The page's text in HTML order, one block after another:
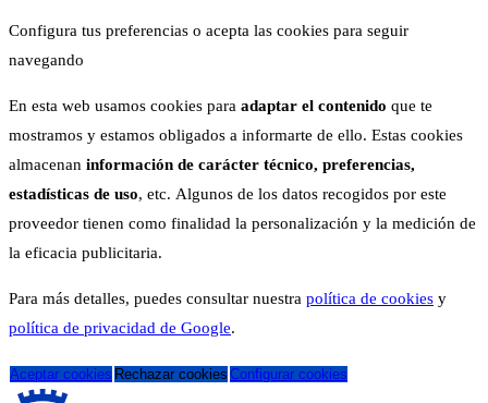
Configura tus preferencias o acepta las cookies para seguir
navegando
En esta web usamos cookies para adaptar el contenido que te
mostramos y estamos obligados a informarte de ello. Estas cookies
almacenan información de carácter técnico, preferencias,
estadísticas de uso, etc. Algunos de los datos recogidos por este
proveedor tienen como finalidad la personalización y la medición de
la eficacia publicitaria.
Para más detalles, puedes consultar nuestra política de cookies y
política de privacidad de Google.
Aceptar cookies Rechazar cookies Configurar cookies